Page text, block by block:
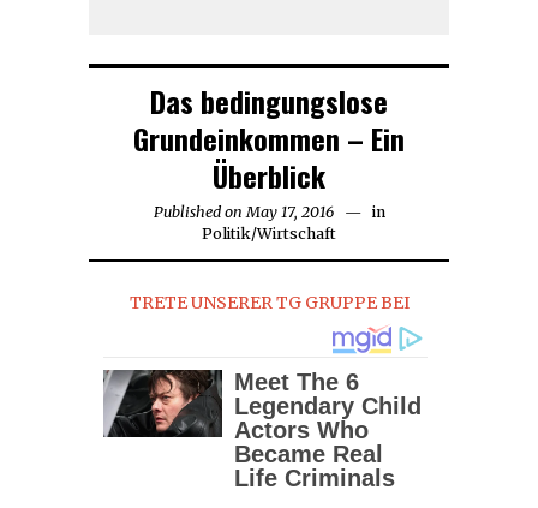
Das bedingungslose
Grundeinkommen – Ein
Überblick
Published on May 17, 2016May
17,
in
Politik/Wirtschaft
TRETE UNSERER TG GRUPPE BEI